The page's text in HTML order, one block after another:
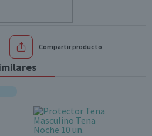
Compartir producto